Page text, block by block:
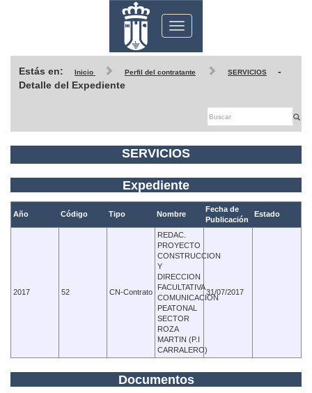
Toggle
navigation
Estás en: Inicio Perfil del contratante SERVICIOS
-
Detalle del Expediente
SERVICIOS
Expediente
Año Código Tipo Nombre
Fecha de
Publicación
Estado
2017 52 CN-Contrato
REDAC.
PROYECTO
CONSTRUCCION
Y
DIRECCION
FACULTATIVA
COMUNICACION
PEATONAL
SECTOR
ROZA
MARTIN (P.I
CARRALERO)
31/07/2017
Documentos